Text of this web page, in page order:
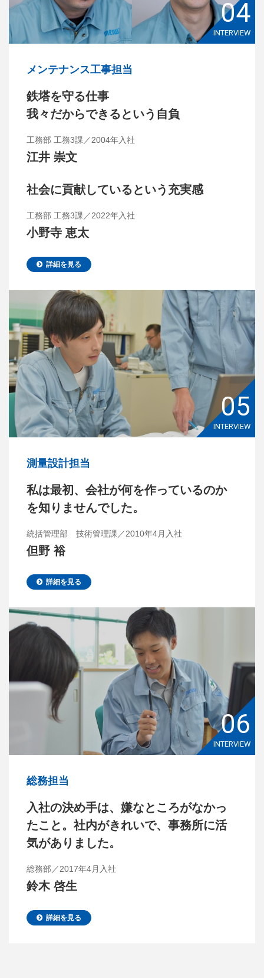
04
INTERVIEW
メンテナンス工事担当
鉄塔を守る仕事
我々だからできるという自負
工務部 工務3課／2004年入社
江井 崇文
社会に貢献しているという充実感
工務部 工務3課／2022年入社
小野寺 恵太
詳細を見る
05
INTERVIEW
測量設計担当
私は最初、会社が何を作っているのか
を知りませんでした。
統括管理部 技術管理課／2010年4月入社
但野 裕
詳細を見る
06
INTERVIEW
総務担当
入社の決め手は、嫌なところがなかっ
たこと。社内がきれいで、事務所に活
気がありました。
総務部／2017年4月入社
鈴木 啓生
詳細を見る